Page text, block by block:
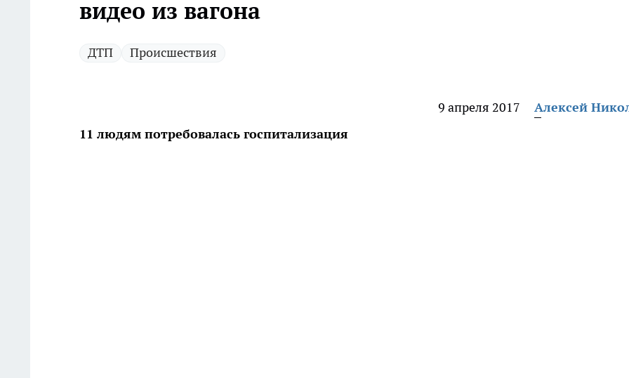
видео из вагона
ДТП Происшествия
9 апреля 2017
Алексей
11 людям потребовалась госпитализация